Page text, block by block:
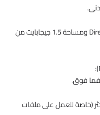
GPU يدعم DirectX 12 ومساحة 1.5 جيجابايت من
فما فوق.
أكثر (خاصة للعمل على ملفات